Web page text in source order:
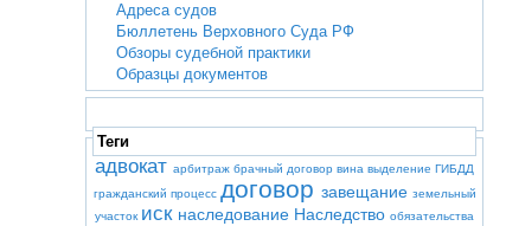
Адреса судов
Бюллетень Верховного Суда РФ
Обзоры судебной практики
Образцы документов
Теги
адвокат арбитраж брачный договор вина выделение ГИБДД
гражданский процесс договор завещание земельный
участок иск наследование Наследство обязательства